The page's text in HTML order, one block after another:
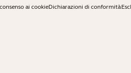
ai cookieDichiarazioni di conformità